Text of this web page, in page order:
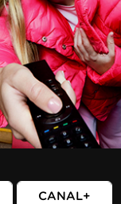
CANAL+